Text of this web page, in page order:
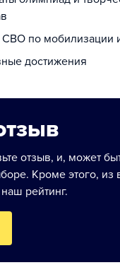
СВО по мобилизации
достижения
отзыв, и, может
Кроме этого, из
рейтинг.